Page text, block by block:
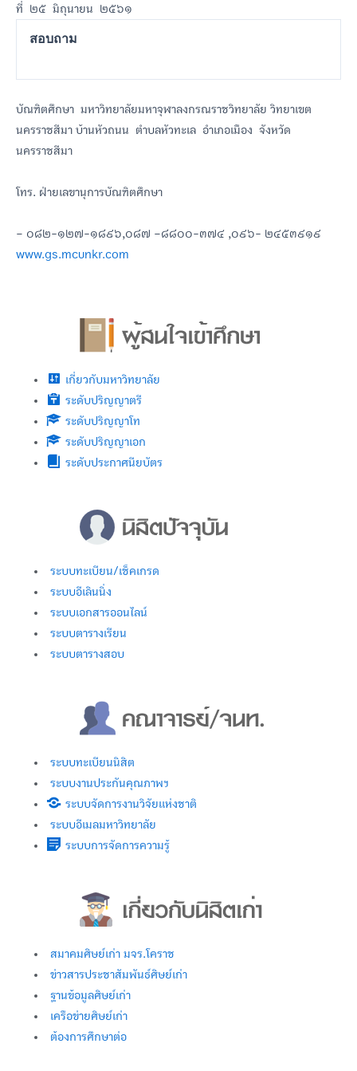
ที่ ๒๕ มิถุนายน ๒๕๖๑
สอบถาม
บัณฑิตศึกษา มหาวิทยาลัยมหาจุฬาลงกรณราชวิทยาลัย วิทยาเขต
นครราชสีมา บ้านหัวถนน ตำบลหัวทะเล อำเภอเมือง จังหวัด
นครราชสีมา
โทร. ฝ่ายเลขานุการบัณฑิตศึกษา
– ๐๘๒-๑๒๗-๑๘๙๖,๐๘๗ –๘๘๐๐-๓๗๔ ,๐๙๖- ๒๔๕๓๙๑๙
www.gs.mcunkr.com
เกี่ยวกับมหาวิทยาลัย
ระดับปริญญาตรี
ระดับปริญญาโท
ระดับปริญญาเอก
ระดับประกาศนียบัตร
ระบบทะเบียน/เช็คเกรด
ระบบอีเลินนิ่ง
ระบบเอกสารออนไลน์
ระบบตารางเรียน
ระบบตารางสอบ
ระบบทะเบียนนิสิต
ระบบงานประกันคุณภาพฯ
ระบบจัดการงานวิจัยแห่งชาติ
ระบบอีเมลมหาวิทยาลัย
ระบบการจัดการความรู้
สมาคมศิษย์เก่า มจร.โคราช
ข่าวสารประชาสัมพันธ์ศิษย์เก่า
ฐานข้อมูลศิษย์เก่า
เครือข่ายศิษย์เก่า
ต้องการศึกษาต่อ